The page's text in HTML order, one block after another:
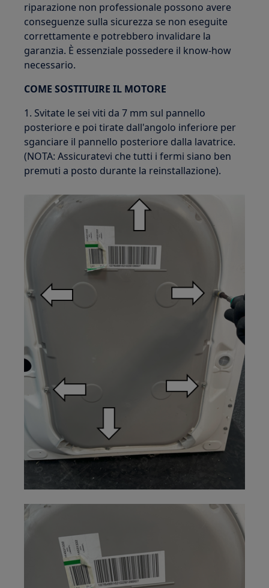
riparazione non professionale possono avere
conseguenze sulla sicurezza se non eseguite
correttamente e potrebbero invalidare la
garanzia. È essenziale possedere il know-how
necessario.
COME SOSTITUIRE IL MOTORE
1. Svitate le sei viti da 7 mm sul pannello
posteriore e poi tirate dall'angolo inferiore per
sganciare il pannello posteriore dalla lavatrice.
(NOTA: Assicuratevi che tutti i fermi siano ben
premuti a posto durante la reinstallazione).